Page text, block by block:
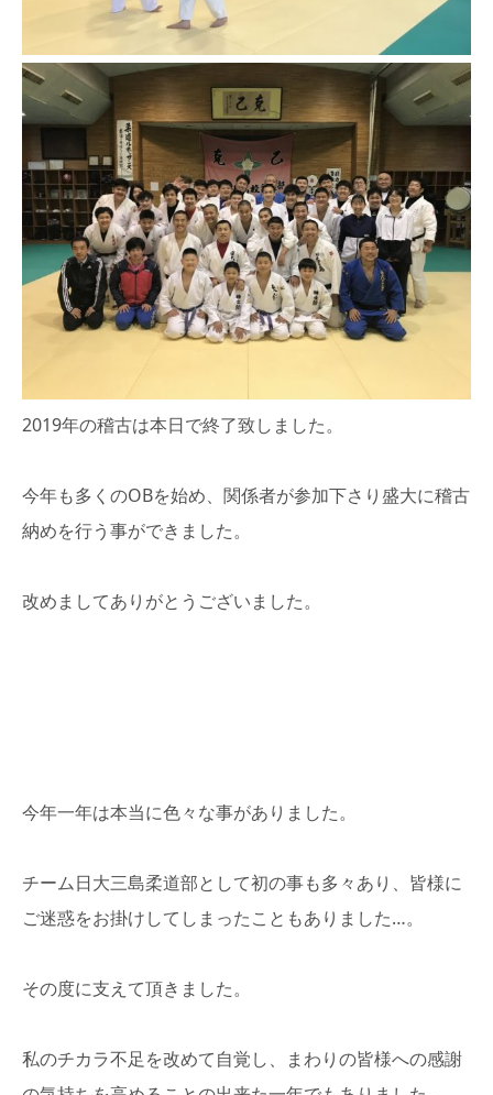
2019年の稽古は本日で終了致しました。
今年も多くのOBを始め、関係者が参加下さり盛大に稽古
納めを行う事ができました。
改めましてありがとうございました。
今年一年は本当に色々な事がありました。
チーム日大三島柔道部として初の事も多々あり、皆様に
ご迷惑をお掛けしてしまったこともありました…。
その度に支えて頂きました。
私のチカラ不足を改めて自覚し、まわりの皆様への感謝